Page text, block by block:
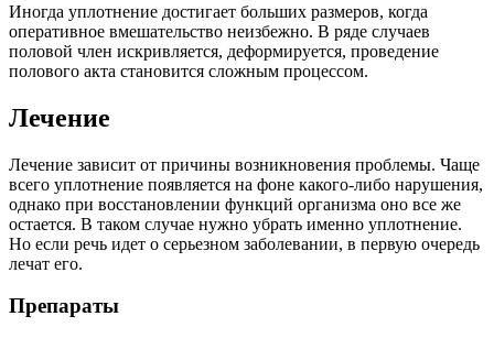
Иногда уплотнение достигает больших размеров, когда
оперативное вмешательство неизбежно. В ряде случаев
половой член искривляется, деформируется, проведение
полового акта становится сложным процессом.
Лечение
Лечение зависит от причины возникновения проблемы. Чаще
всего уплотнение появляется на фоне какого-либо нарушения,
однако при восстановлении функций организма оно все же
остается. В таком случае нужно убрать именно уплотнение.
Но если речь идет о серьезном заболевании, в первую очередь
лечат его.
Препараты